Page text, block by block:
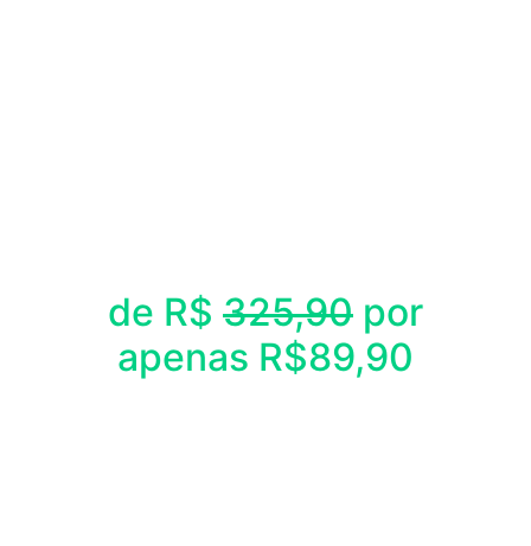
de R$ 325,90 por
apenas R$89,90